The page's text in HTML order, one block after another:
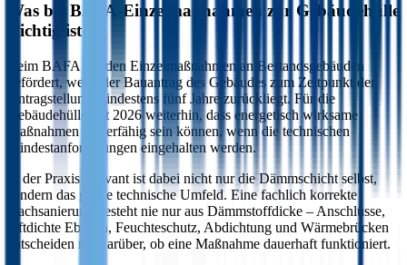
Was bei BAFA-Einzelmaßnahmen zur Gebäudehülle
wichtig ist
Beim BAFA werden Einzelmaßnahmen an Bestandsgebäuden
gefördert, wenn der Bauantrag des Gebäudes zum Zeitpunkt der
Antragstellung mindestens fünf Jahre zurückliegt. Für die
Gebäudehülle gilt 2026 weiterhin, dass energetisch wirksame
Maßnahmen förderfähig sein können, wenn die technischen
Mindestanforderungen eingehalten werden.
In der Praxis relevant ist dabei nicht nur die Dämmschicht selbst,
sondern das ganze technische Umfeld. Eine fachlich korrekte
Dachsanierung besteht nie nur aus Dämmstoffdicke – Anschlüsse,
luftdichte Ebenen, Feuchteschutz, Abdichtung und Wärmebrücken
entscheiden mit darüber, ob eine Maßnahme dauerhaft funktioniert.